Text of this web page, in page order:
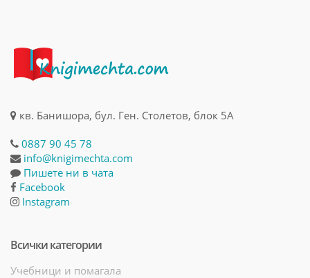
кв. Банишора, бул. Ген. Столетов, блок 5А
0887 90 45 78
info@knigimechta.com
Пишете ни в чата
Facebook
Instagram
Всички категории
Учебници и помагала